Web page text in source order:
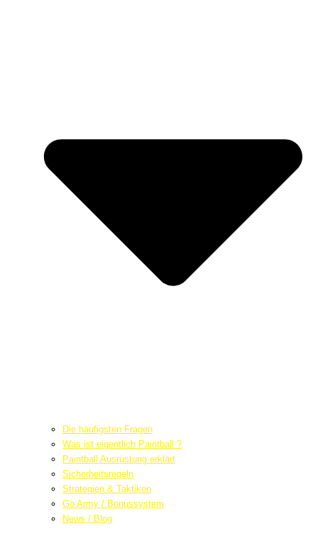
Die häufigsten Fragen
Was ist eigentlich Paintball ?
Paintball Ausrüstung erklärt
Sicherheitsregeln
Strategien & Taktiken
Go Army / Bonussystem
News / Blog